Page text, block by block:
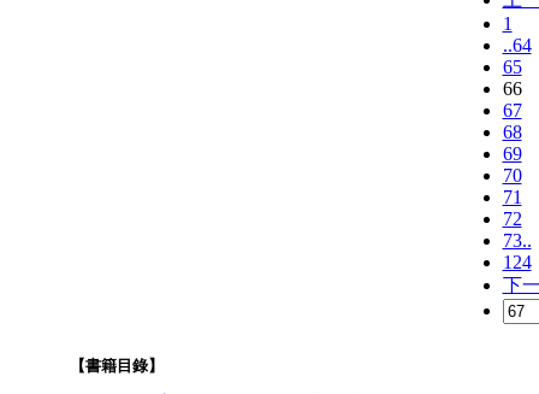
1
..64
65
66
67
68
69
70
71
72
73..
124
下
【書籍目錄】